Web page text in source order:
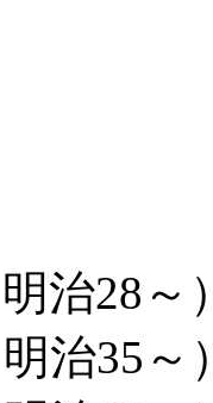
治28～
治35～